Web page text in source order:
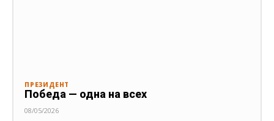
ПРЕЗИДЕНТ
Победа — одна на всех
08/05/2026